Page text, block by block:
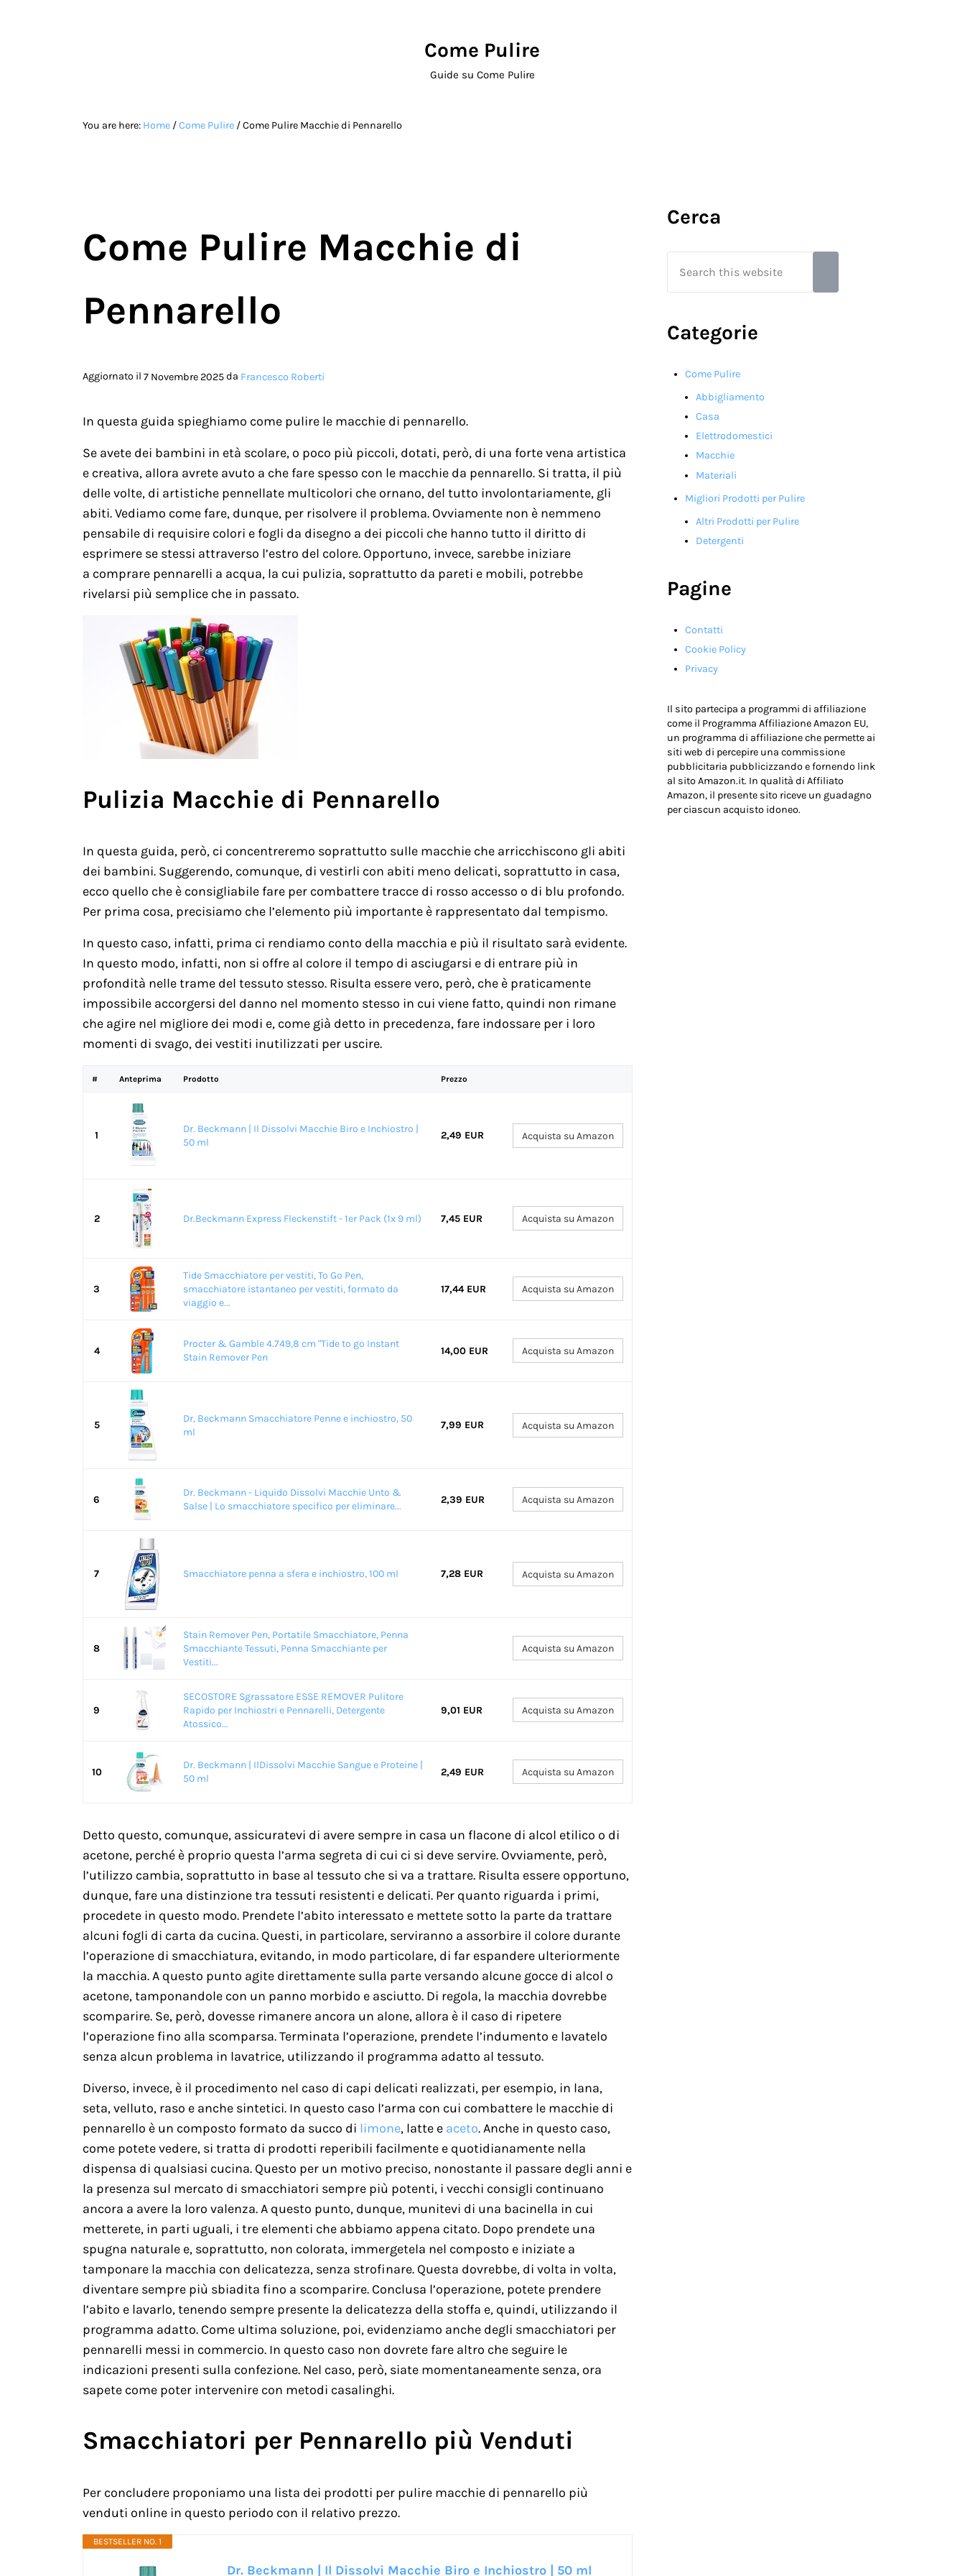
Come Pulire
Guide su Come Pulire
You are here: Home /Come Pulire /Come Pulire Macchie di Pennarello
Come Pulire Macchie di
Pennarello
Aggiornato il 7 Novembre 2025da Francesco Roberti
In questa guida spieghiamo come pulire le macchie di pennarello.
Se avete dei bambini in età scolare, o poco più piccoli, dotati, però, di una forte vena artistica
e creativa, allora avrete avuto a che fare spesso con le macchie da pennarello. Si tratta, il più
delle volte, di artistiche pennellate multicolori che ornano, del tutto involontariamente, gli
abiti. Vediamo come fare, dunque, per risolvere il problema. Ovviamente non è nemmeno
pensabile di requisire colori e fogli da disegno a dei piccoli che hanno tutto il diritto di
esprimere se stessi attraverso l’estro del colore. Opportuno, invece, sarebbe iniziare
a comprare pennarelli a acqua, la cui pulizia, soprattutto da pareti e mobili, potrebbe
rivelarsi più semplice che in passato.
Pulizia Macchie di Pennarello
In questa guida, però, ci concentreremo soprattutto sulle macchie che arricchiscono gli abiti
dei bambini. Suggerendo, comunque, di vestirli con abiti meno delicati, soprattutto in casa,
ecco quello che è consigliabile fare per combattere tracce di rosso accesso o di blu profondo.
Per prima cosa, precisiamo che l’elemento più importante è rappresentato dal tempismo.
In questo caso, infatti, prima ci rendiamo conto della macchia e più il risultato sarà evidente.
In questo modo, infatti, non si offre al colore il tempo di asciugarsi e di entrare più in
profondità nelle trame del tessuto stesso. Risulta essere vero, però, che è praticamente
impossibile accorgersi del danno nel momento stesso in cui viene fatto, quindi non rimane
che agire nel migliore dei modi e, come già detto in precedenza, fare indossare per i loro
momenti di svago, dei vestiti inutilizzati per uscire.
# Anteprima Prodotto Prezzo
1
Dr. Beckmann | Il Dissolvi Macchie Biro e Inchiostro |
50 ml
2,49 EUR Acquista su Amazon
2 Dr.Beckmann Express Fleckenstift - 1er Pack (1x 9 ml) 7,45 EUR Acquista su Amazon
3
Tide Smacchiatore per vestiti, To Go Pen,
smacchiatore istantaneo per vestiti, formato da
viaggio e...
17,44 EUR Acquista su Amazon
4
Procter & Gamble 4.749,8 cm "Tide to go Instant
Stain Remover Pen
14,00 EUR Acquista su Amazon
5
Dr, Beckmann Smacchiatore Penne e inchiostro, 50
ml
7,99 EUR Acquista su Amazon
6
Dr. Beckmann - Liquido Dissolvi Macchie Unto &
Salse | Lo smacchiatore specifico per eliminare...
2,39 EUR Acquista su Amazon
7 Smacchiatore penna a sfera e inchiostro, 100 ml 7,28 EUR Acquista su Amazon
8
Stain Remover Pen, Portatile Smacchiatore, Penna
Smacchiante Tessuti, Penna Smacchiante per
Vestiti...
Acquista su Amazon
9
SECOSTORE Sgrassatore ESSE REMOVER Pulitore
Rapido per Inchiostri e Pennarelli, Detergente
Atossico...
9,01 EUR Acquista su Amazon
10
Dr. Beckmann | IlDissolvi Macchie Sangue e Proteine |
50 ml
2,49 EUR Acquista su Amazon
Detto questo, comunque, assicuratevi di avere sempre in casa un flacone di alcol etilico o di
acetone, perché è proprio questa l’arma segreta di cui ci si deve servire. Ovviamente, però,
l’utilizzo cambia, soprattutto in base al tessuto che si va a trattare. Risulta essere opportuno,
dunque, fare una distinzione tra tessuti resistenti e delicati. Per quanto riguarda i primi,
procedete in questo modo. Prendete l’abito interessato e mettete sotto la parte da trattare
alcuni fogli di carta da cucina. Questi, in particolare, serviranno a assorbire il colore durante
l’operazione di smacchiatura, evitando, in modo particolare, di far espandere ulteriormente
la macchia. A questo punto agite direttamente sulla parte versando alcune gocce di alcol o
acetone, tamponandole con un panno morbido e asciutto. Di regola, la macchia dovrebbe
scomparire. Se, però, dovesse rimanere ancora un alone, allora è il caso di ripetere
l’operazione fino alla scomparsa. Terminata l’operazione, prendete l’indumento e lavatelo
senza alcun problema in lavatrice, utilizzando il programma adatto al tessuto.
Diverso, invece, è il procedimento nel caso di capi delicati realizzati, per esempio, in lana,
seta, velluto, raso e anche sintetici. In questo caso l’arma con cui combattere le macchie di
pennarello è un composto formato da succo di limone, latte e aceto. Anche in questo caso,
come potete vedere, si tratta di prodotti reperibili facilmente e quotidianamente nella
dispensa di qualsiasi cucina. Questo per un motivo preciso, nonostante il passare degli anni e
la presenza sul mercato di smacchiatori sempre più potenti, i vecchi consigli continuano
ancora a avere la loro valenza. A questo punto, dunque, munitevi di una bacinella in cui
metterete, in parti uguali, i tre elementi che abbiamo appena citato. Dopo prendete una
spugna naturale e, soprattutto, non colorata, immergetela nel composto e iniziate a
tamponare la macchia con delicatezza, senza strofinare. Questa dovrebbe, di volta in volta,
diventare sempre più sbiadita fino a scomparire. Conclusa l’operazione, potete prendere
l’abito e lavarlo, tenendo sempre presente la delicatezza della stoffa e, quindi, utilizzando il
programma adatto. Come ultima soluzione, poi, evidenziamo anche degli smacchiatori per
pennarelli messi in commercio. In questo caso non dovrete fare altro che seguire le
indicazioni presenti sulla confezione. Nel caso, però, siate momentaneamente senza, ora
sapete come poter intervenire con metodi casalinghi.
Smacchiatori per Pennarello più Venduti
Per concludere proponiamo una lista dei prodotti per pulire macchie di pennarello più
venduti online in questo periodo con il relativo prezzo.
BESTSELLER NO. 1
Dr. Beckmann | Il Dissolvi Macchie Biro e Inchiostro | 50 ml
Cerca
Categorie
Come Pulire
Abbigliamento
Casa
Elettrodomestici
Macchie
Materiali
Migliori Prodotti per Pulire
Altri Prodotti per Pulire
Detergenti
Pagine
Contatti
Cookie Policy
Privacy
Il sito partecipa a programmi di affiliazione
come il Programma Affiliazione Amazon EU,
un programma di affiliazione che permette ai
siti web di percepire una commissione
pubblicitaria pubblicizzando e fornendo link
al sito Amazon.it. In qualità di Affiliato
Amazon, il presente sito riceve un guadagno
per ciascun acquisto idoneo.